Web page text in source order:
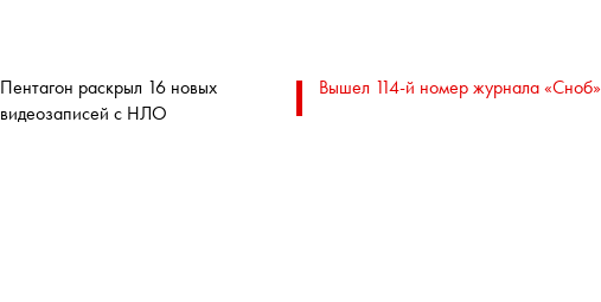
Пентагон раскрыл 16 новых
видеозаписей с НЛО
Вышел 114-й номер журнала «Сноб»